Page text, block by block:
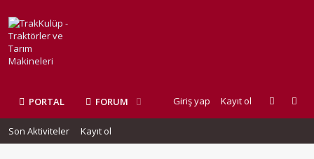
PORTAL FORUM Giriş yap Kayıt ol
Son Aktiviteler Kayıt ol